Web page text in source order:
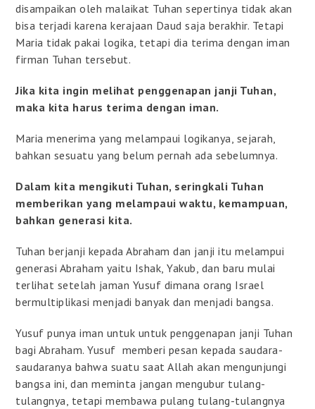
disampaikan oleh malaikat Tuhan sepertinya tidak akan
bisa terjadi karena kerajaan Daud saja berakhir. Tetapi
Maria tidak pakai logika, tetapi dia terima dengan iman
firman Tuhan tersebut.
Jika kita ingin melihat penggenapan janji Tuhan,
maka kita harus terima dengan iman.
Maria menerima yang melampaui logikanya, sejarah,
bahkan sesuatu yang belum pernah ada sebelumnya.
Dalam kita mengikuti Tuhan, seringkali Tuhan
memberikan yang melampaui waktu, kemampuan,
bahkan generasi kita.
Tuhan berjanji kepada Abraham dan janji itu melampui
generasi Abraham yaitu Ishak, Yakub, dan baru mulai
terlihat setelah jaman Yusuf dimana orang Israel
bermultiplikasi menjadi banyak dan menjadi bangsa.
Yusuf punya iman untuk untuk penggenapan janji Tuhan
bagi Abraham. Yusuf memberi pesan kepada saudara-
saudaranya bahwa suatu saat Allah akan mengunjungi
bangsa ini, dan meminta jangan mengubur tulang-
tulangnya, tetapi membawa pulang tulang-tulangnya